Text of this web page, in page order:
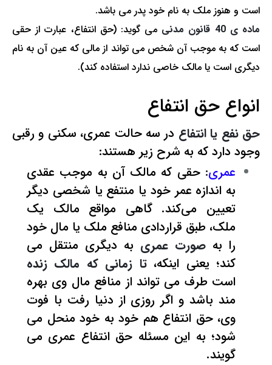
است و هنوز ملک به نام خود پدر می باشد.
ماده ی 40 قانون مدنی
می گوید: (حق انتفاع، عبارت از حقی
است که به موجب آن شخص می تواند از مالی که عین آن به نام
دیگری است یا مالک خاصی ندارد استفاده کند).
انواع حق انتفاع
حق نفع یا انتفاع در سه حالت عمری، سکنی و رقبی
وجود دارد که به شرح زیر هستند:
عمری:حقی که مالک آن به موجب عقدی
به اندازه عمر خود یا منتفع یا شخصی دیگر
تعیین می‌کند. گاهی مواقع مالک یک
ملک، طبق قراردادی منافع ملک یا مال خود
را به صورت عمری به دیگری منتقل می
کند؛ یعنی اینکه، تا زمانی که مالک زنده
است طرف می تواند از منافع مال وی بهره
مند باشد و اگر روزی از دنیا رفت با فوت
وی، حق انتفاع هم خود به خود منحل می
شود؛ به این مسئله حق انتفاع عمری می
گویند.